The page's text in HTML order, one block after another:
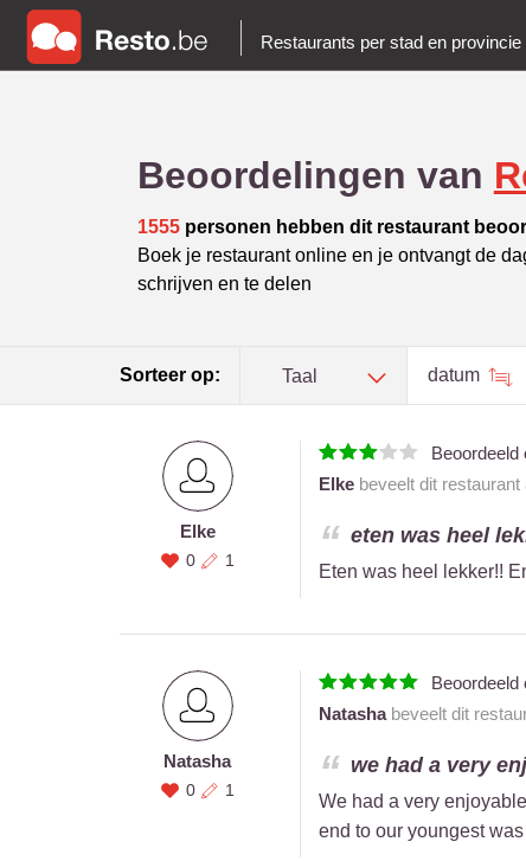
Restaurants per stad en provincie
Beoordelingen van
1555personen hebben dit restaurant
Boek je restaurant online en je ontvangt de
schrijven en te delen
Sorteer op: Taal datum
Elke
0 1
Beoordeeld
Elkebeveelt dit restaurant
eten was heel
Eten was heel lekker!!
Natasha
0 1
Beoordeeld
Natashabeveelt dit
we had a very
We had a very
end to our youngest